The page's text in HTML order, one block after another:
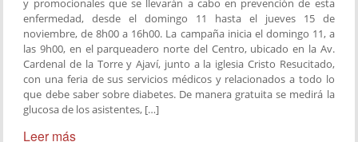
y promocionales que se llevarán a cabo en prevención de esta
enfermedad, desde el domingo 11 hasta el jueves 15 de
noviembre, de 8h00 a 16h00. La campaña inicia el domingo 11, a
las 9h00, en el parqueadero norte del Centro, ubicado en la Av.
Cardenal de la Torre y Ajaví, junto a la iglesia Cristo Resucitado,
con una feria de sus servicios médicos y relacionados a todo lo
que debe saber sobre diabetes. De manera gratuita se medirá la
glucosa de los asistentes, […]
Leer más